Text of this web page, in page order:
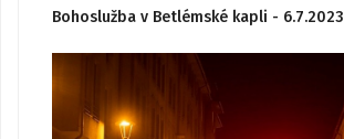
Bohoslužba v Betlémské kapli - 6.7.2023